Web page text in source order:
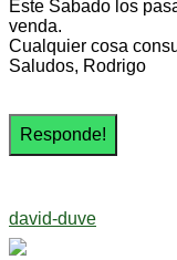
Este Sabado los
venda.
Cualquier cosa
Saludos, Rodrigo
david-duve